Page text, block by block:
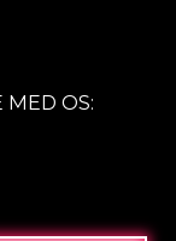
MED OS: